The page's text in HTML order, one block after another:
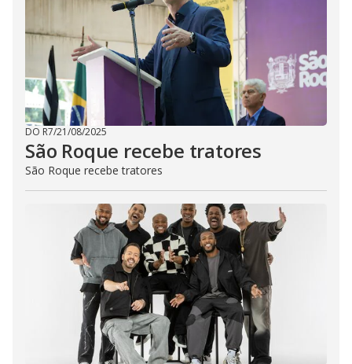
DO R7/21/08/2025
São Roque recebe tratores
São Roque recebe tratores